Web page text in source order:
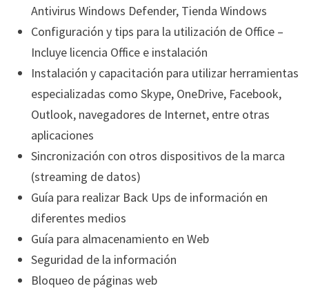
Antivirus Windows Defender, Tienda Windows
Configuración y tips para la utilización de Office –
Incluye licencia Office e instalación
Instalación y capacitación para utilizar herramientas
especializadas como Skype, OneDrive, Facebook,
Outlook, navegadores de Internet, entre otras
aplicaciones
Sincronización con otros dispositivos de la marca
(streaming de datos)
Guía para realizar Back Ups de información en
diferentes medios
Guía para almacenamiento en Web
Seguridad de la información
Bloqueo de páginas web